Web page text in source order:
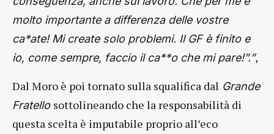
molto importante a differenza delle vostre
ca*ate!Mi create solo problemi. Il GF è finito e
io, come sempre, faccio il ca**o che mi pare!”.”,
Dal Moro è poi tornato sulla squalifica dal Grande
Fratello sottolineando che la responsabilità di
questa scelta è imputabile proprio all’eco